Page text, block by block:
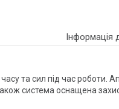
Інформація
часу та сил під час роботи.
система оснащена